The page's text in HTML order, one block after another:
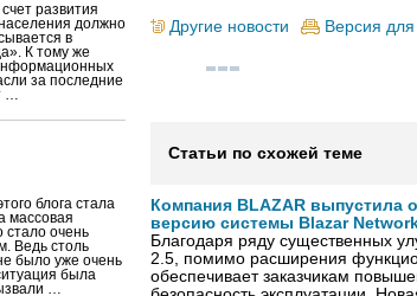
развития
должно
в
К тому же
за последние
…
блога стала
массовая
стало очень
Ведь столь
было уже очень
была
…
Другие новости Версия для
Статьи по схожей теме
Компания BLAZAR выпустила
версию системы Blazar
Благодаря ряду существенных
2.5, помимо расширения
обеспечивает заказчикам